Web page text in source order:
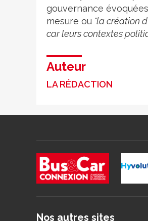
gouvernance
mesure ou "la création
car leurs contextes
Auteur
LA RÉDACTION
Nos autres sites